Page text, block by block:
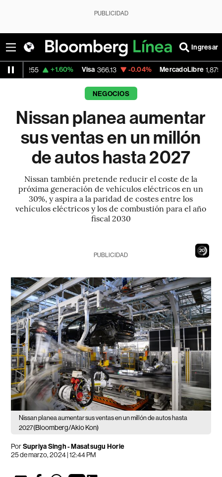
PUBLICIDAD
Ingresar
+1.60% Visa 366.13 -0.04% MercadoLibre 1,879.59 -
NEGOCIOS
Nissan planea aumentar
sus ventas en un millón
de autos hasta 2027
Nissan también pretende reducir el coste de la
próxima generación de vehículos eléctricos en un
30%, y aspira a la paridad de costes entre los
vehículos eléctricos y los de combustión para el año
fiscal 2030
18
PUBLICIDAD
Nissan planea aumentar sus ventas en un millón de autos hasta
2027(Bloomberg/Akio Kon)
PorSupriya Singh - Masatsugu Horie
25 de marzo, 2024 | 12:44 PM